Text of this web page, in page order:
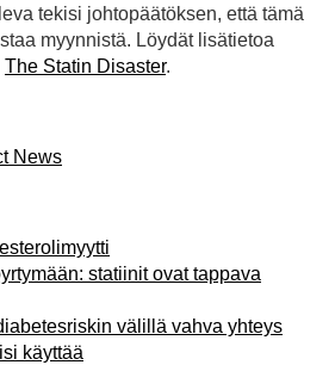
tekisi johtopäätöksen, että tämä
myynnistä. Löydät lisätietoa
The Statin Disaster.
News
statiinit ovat tappava
välillä vahva yhteys
käyttää